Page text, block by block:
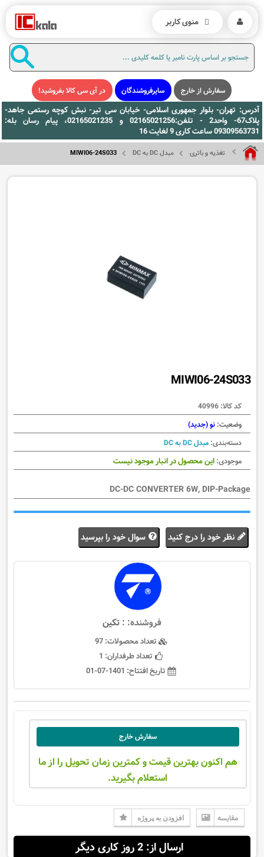
سفارش از خارج سایرفروشندگان در آی سی کالا بفروشید!
آدرس: تهران- بلوار جمهوری اسلامی- خیابان سی تیر- نبش کوچه رستمی جاهد-
پلاک67- واحد2 - تلفن:02165021256 و 02165021235، پیام رسان بله:
09309563731 ساعت کاری 9 لغایت 16
تغذیه و باتری مبدل DC به DC MIWI06-24S033
MIWI06-24S033
کد کالا: 40996
وضعیت: نو (جدید)
دسته‌بندی: مبدل DC به DC
موجودی: این محصول در انبار موجود نیست
DC-DC CONVERTER 6W, DIP-Package
نظر خود را درج کنید سوال خود را بپرسید
فروشنده: : تکین
تعداد محصولات:97
تعداد طرفداران: 1
تاریخ افتتاح: 1401-07-01
سفارش خارج
هم اکنون بهترین قیمت و کمترین زمان تحویل را از ما
استعلام بگیرید.
مقایسه افزودن به پروژه
ارسال از: 2 روز کاری دیگر
منوی کاربر